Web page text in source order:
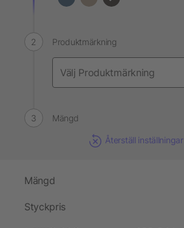
Produktmärkning
Mängd
Återställ inställningar
Mängd
Styckpris